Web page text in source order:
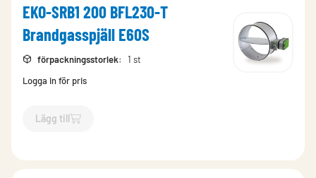
EKO-SRB1 200 BFL230-T
Brandgasspjäll E60S
förpackningsstorlek:
1 st
Logga in för pris
Lägg till
`$Lägg till